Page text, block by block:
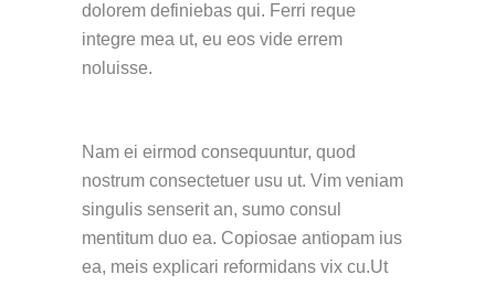
dolorem definiebas qui. Ferri reque
integre mea ut, eu eos vide errem
noluisse.
Nam ei eirmod consequuntur, quod
nostrum consectetuer usu ut. Vim veniam
singulis senserit an, sumo consul
mentitum duo ea. Copiosae antiopam ius
ea, meis explicari reformidans vix cu.Ut